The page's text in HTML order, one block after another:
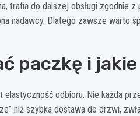
trafia do dalszej obsługi zgodnie
nadawcy. Dlatego zawsze warto
paczkę i
elastyczność odbioru. Nie każda
niż szybka dostawa do drzwi,